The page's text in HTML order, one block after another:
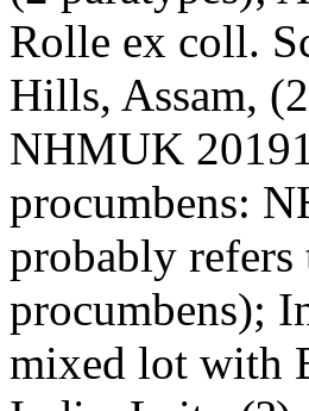
Rolle ex coll.
Hills, Assam,
NHMUK
procumbens:
probably refers
procumbens);
mixed lot with